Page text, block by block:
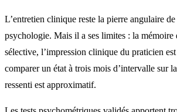
L’entretien clinique reste la pierre angulaire
psychologie. Mais il a ses limites : la mémoire
sélective, l’impression clinique du praticien
comparer un état à trois mois d’intervalle sur
ressenti est approximatif.